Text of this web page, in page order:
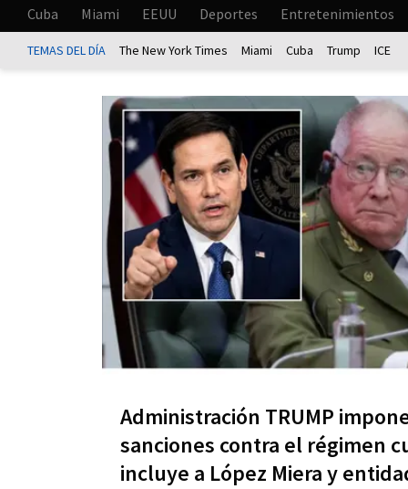
Cuba Miami EEUU Deportes Entretenimientos
TEMAS DEL DÍA The New York Times Miami Cuba Trump ICE
Administración TRUMP
sanciones contra el régimen
incluye a López Miera y